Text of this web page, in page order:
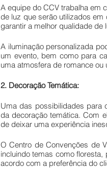
A equipe do CCV trabalha em
de luz que serão utilizados
garantir a melhor qualidade de
A iluminação personalizada
um evento, bem como para
uma atmosfera de romance
2. Decoração Temática:
Uma das possibilidades para
da decoração temática. Com
de deixar uma experiência
O Centro de Convenções de
incluindo temas como
acordo com a preferência do